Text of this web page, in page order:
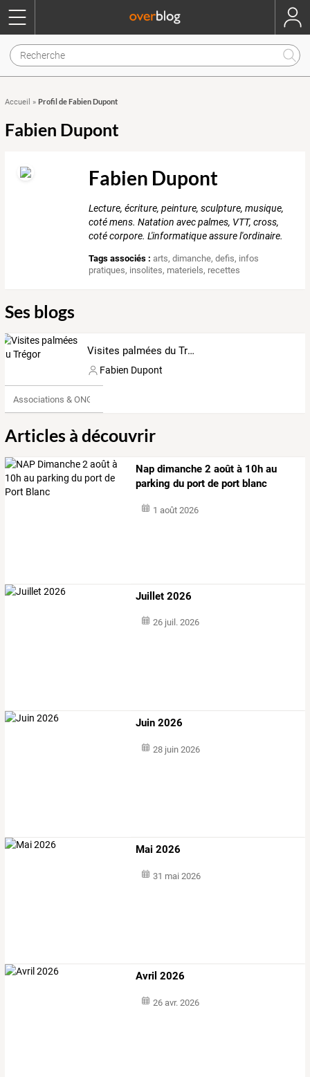
Accueil » Profil de Fabien Dupont
Fabien Dupont
Fabien Dupont
Lecture, écriture, peinture, sculpture, musique,
coté mens. Natation avec palmes, VTT, cross,
coté corpore. L'informatique assure l'ordinaire.
Tags associés : arts,dimanche,defis, infos
pratiques, insolites, materiels, recettes
Ses blogs
Visites palmées du Trégor
Fabien Dupont
Associations & ONG
Articles à découvrir
Nap dimanche 2 août à 10h au
parking du port de port blanc
1 août 2026
Juillet 2026
26 juil. 2026
Juin 2026
28 juin 2026
Mai 2026
31 mai 2026
Avril 2026
26 avr. 2026